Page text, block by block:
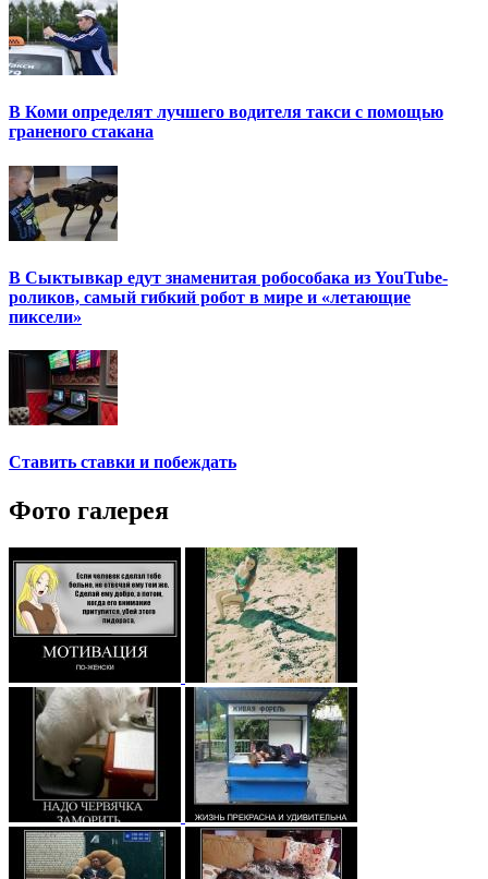
В Коми определят лучшего водителя такси с помощью
граненого стакана
В Сыктывкар едут знаменитая робособака из YouTube-
роликов, самый гибкий робот в мире и «летающие
пиксели»
Ставить ставки и побеждать
Фото галерея